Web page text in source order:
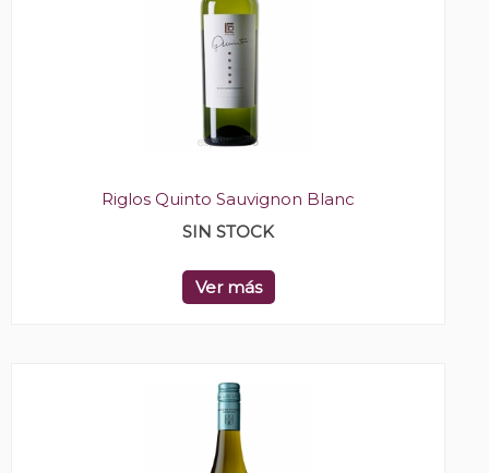
Riglos Quinto Sauvignon Blanc
SIN STOCK
Ver más